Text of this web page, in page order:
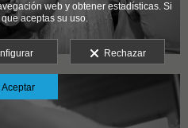
web y obtener estadísticas. Si
aceptas su uso.
Rechazar
Aceptar